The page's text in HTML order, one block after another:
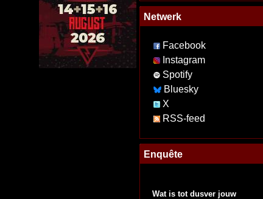
Netwerk
Facebook
Instagram
Spotify
Bluesky
X
RSS-feed
Enquête
Wat is tot dusver jouw